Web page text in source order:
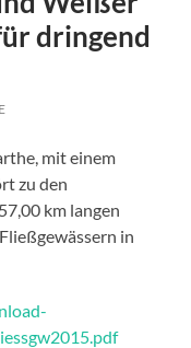
dringend
mit einem
zu den
km langen
in